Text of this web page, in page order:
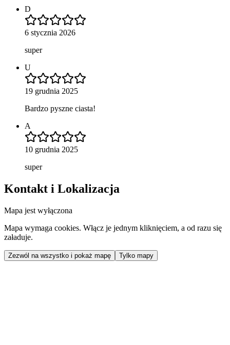
D
6 stycznia 2026
super
U
19 grudnia 2025
Bardzo pyszne ciasta!
A
10 grudnia 2025
super
Kontakt i Lokalizacja
Mapa jest wyłączona
Mapa wymaga cookies. Włącz je jednym kliknięciem, a od razu się
załaduje.
Zezwól na wszystko i pokaż mapę Tylko mapy